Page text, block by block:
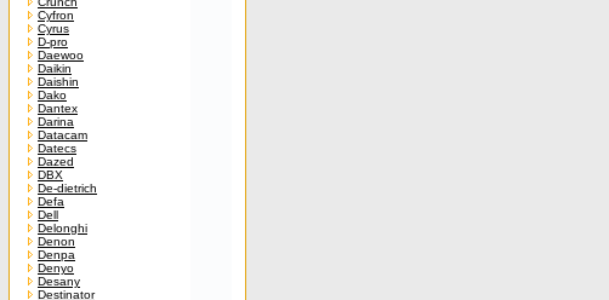
Cyfron
Cyrus
D-pro
Daewoo
Daikin
Daishin
Dako
Dantex
Darina
Datacam
Datecs
Dazed
DBX
De-dietrich
Defa
Dell
Delonghi
Denon
Denpa
Denyo
Desany
Destinator